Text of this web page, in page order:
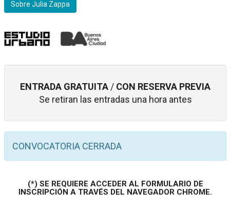
Sobre Julia Zappa
ENTRADA GRATUITA / CON RESERVA PREVIA
Se retiran las entradas una hora antes
CONVOCATORIA CERRADA
(*) SE REQUIERE ACCEDER AL FORMULARIO DE
INSCRIPCIÓN A TRAVÉS DEL NAVEGADOR CHROME.